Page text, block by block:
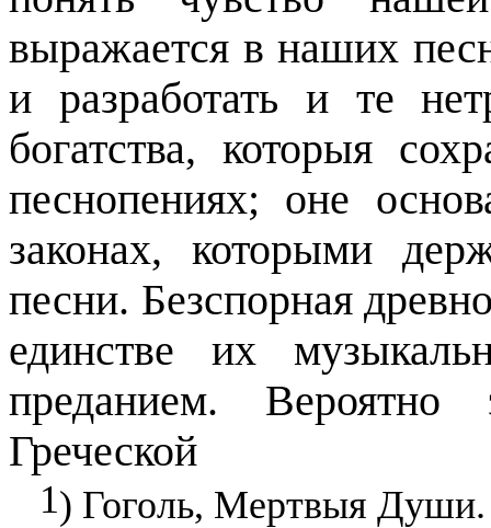
выражается в наших
и разработать и те
богатства, которыя
песнопениях; оне
законах, которыми
песни. Безспорная
единстве их
преданием.
Греческой
1) Гоголь, Мертвыя Души.